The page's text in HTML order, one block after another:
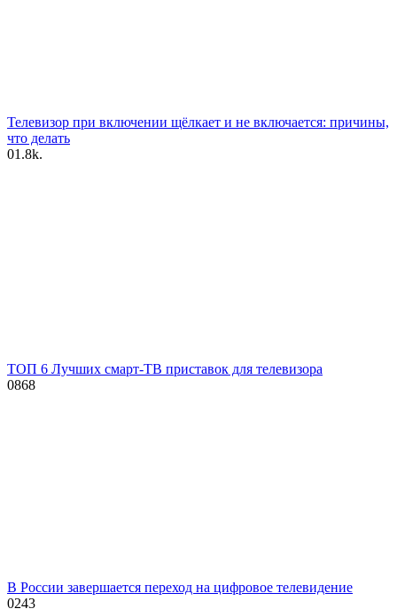
Телевизор при включении щёлкает и не включается: причины,
что делать
01.8k.
ТОП 6 Лучших смарт-ТВ приставок для телевизора
0868
В России завершается переход на цифровое телевидение
0243